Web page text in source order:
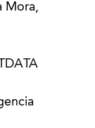
Mora,